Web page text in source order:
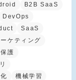
B2B SaaS
DevOps
SaaS
ケティング
護
機械学習